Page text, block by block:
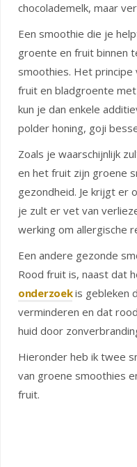
chocolademelk, maar
Een smoothie die je
groente en fruit binnen
smoothies. Het
fruit en bladgroente
kun je dan enkele
polder honing, goji
Zoals je waarschijnlijk
en het fruit zijn groene
gezondheid. Je krijgt er
je zult er vet van
werking om allergische
Een andere gezonde
Rood fruit is, naast dat
onderzoekis gebleken
verminderen en dat
huid door
Hieronder heb ik twee
van groene smoothies
fruit.